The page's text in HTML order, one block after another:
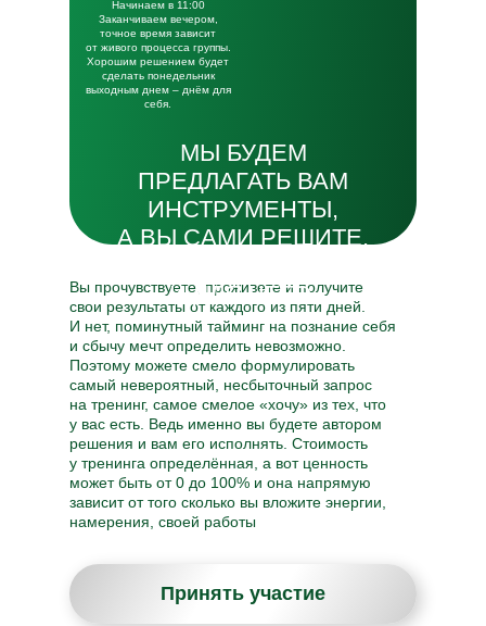
Вы прочувствуете, проживете и получите
свои результаты от каждого из пяти дней.
И нет, поминутный тайминг на познание себя
и сбычу мечт определить невозможно.
Поэтому можете смело формулировать
самый невероятный, несбыточный запрос
на тренинг, самое смелое «хочу» из тех, что
у вас есть. Ведь именно вы будете автором
решения и вам его исполнять. Стоимость
у тренинга определённая, а вот ценность
может быть от 0 до 100% и она напрямую
зависит от того сколько вы вложите энергии,
намерения, своей работы
МЫ БУДЕМ
ПРЕДЛАГАТЬ ВАМ
ИНСТРУМЕНТЫ,
А ВЫ САМИ РЕШИТЕ,
И ДЛЯ ЧЕГО.
Начинаем в 11:00
Заканчиваем вечером,
точное время зависит
от живого процесса группы.
Хорошим решением будет
сделать понедельник
выходным днем – днём для
себя.
Принять участие